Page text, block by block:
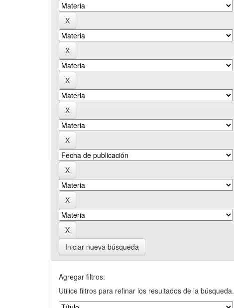
Iniciar nueva búsqueda
Agregar filtros:
Utilice filtros para refinar los resultados de la búsqueda.